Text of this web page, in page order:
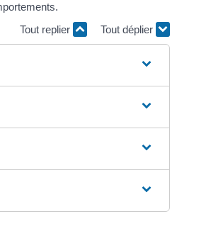
Tout replier
Tout déplier